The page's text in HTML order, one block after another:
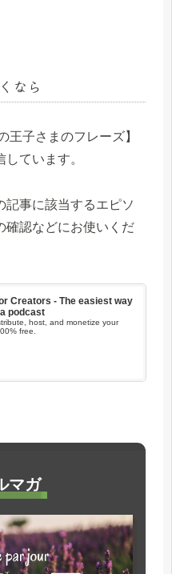
なら
王子さまのフレーズ】
しています。
記事に該当するエピソ
確認などにお使いくだ
Creators - The easiest way
podcast
host, and monetize your
free.
マガ